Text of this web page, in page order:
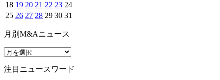
18 19 20 21 22 23 24
25 26 27 28 29 30 31
月別M&Aニュース
注目ニュースワード